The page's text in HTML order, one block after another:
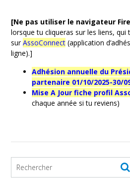
[Ne pas utiliser le navigateur
lorsque tu cliqueras sur les liens, qui
surAssoConnect (application
ligne).]
Adhésion annuelle du
partenaire 01/10/2025-30/
Mise A Jour fiche profil
chaque année si tu reviens)